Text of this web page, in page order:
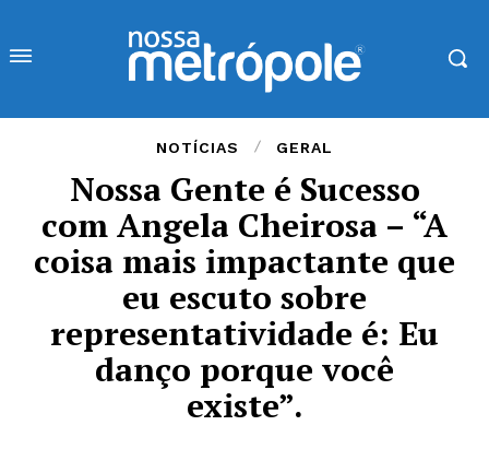
NOTÍCIAS GERAL
Nossa Gente é Sucesso
com Angela Cheirosa – “A
coisa mais impactante que
eu escuto sobre
representatividade é: Eu
danço porque você
existe”.